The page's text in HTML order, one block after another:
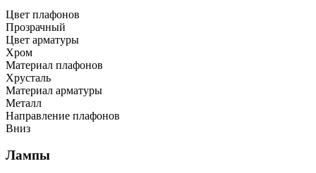
Цвет плафонов
Прозрачный
Цвет арматуры
Хром
Материал плафонов
Хрусталь
Материал арматуры
Металл
Направление плафонов
Вниз
Лампы